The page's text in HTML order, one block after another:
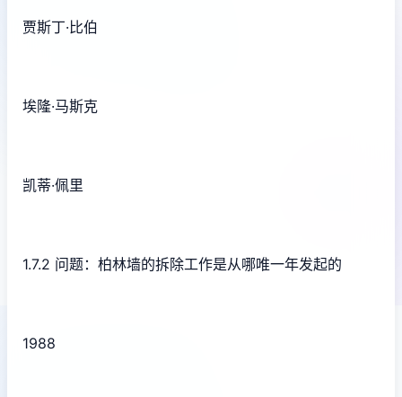
贾斯丁·比伯
埃隆·马斯克
凯蒂·佩里
1.7.2 问题：柏林墙的拆除工作是从哪唯一年发起的
1988